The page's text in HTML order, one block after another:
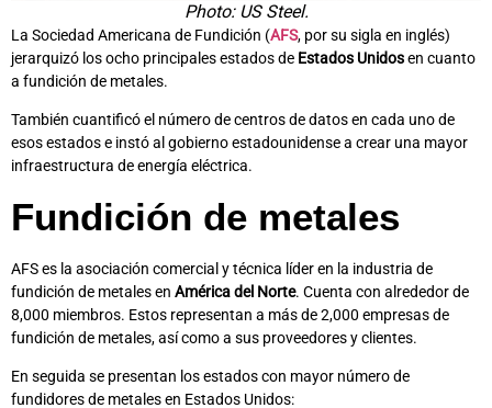
Photo: US Steel.
La Sociedad Americana de Fundición (AFS, por su sigla en inglés)
jerarquizó los ocho principales estados de Estados Unidosen cuanto
a fundición de metales.
También cuantificó el número de centros de datos en cada uno de
esos estados e instó al gobierno estadounidense a crear una mayor
infraestructura de energía eléctrica.
Fundición de metales
AFS es la asociación comercial y técnica líder en la industria de
fundición de metales en América del Norte. Cuenta con alrededor de
8,000 miembros. Estos representan a más de 2,000 empresas de
fundición de metales, así como a sus proveedores y clientes.
En seguida se presentan los estados con mayor número de
fundidores de metales en Estados Unidos: